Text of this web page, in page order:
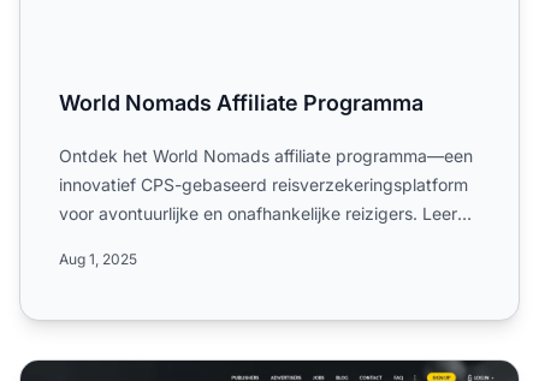
World Nomads Affiliate Programma
Ontdek het World Nomads affiliate programma—een
innovatief CPS-gebaseerd reisverzekeringsplatform
voor avontuurlijke en onafhankelijke reizigers. Leer
Aug 1, 2025
Traffic Company Affiliate Programma